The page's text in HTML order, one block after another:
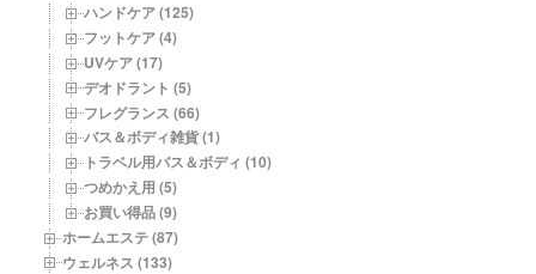
ハンドケア (125)
フットケア (4)
UVケア (17)
デオドラント (5)
フレグランス (66)
バス＆ボディ雑貨 (1)
トラベル用バス＆ボディ (10)
つめかえ用 (5)
お買い得品 (9)
ホームエステ (87)
ウェルネス (133)